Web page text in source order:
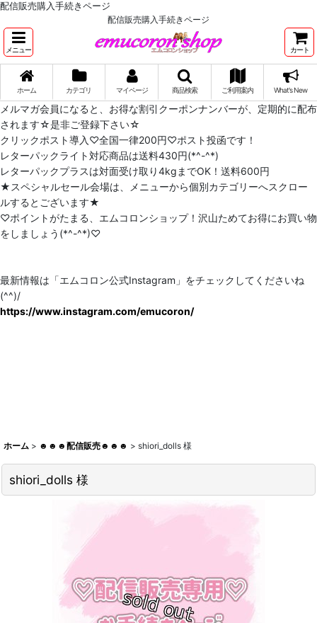
配信販売購入手続きページ
配信販売購入手続きページ
メニュー カート
ホーム カテゴリ マイページ 商品検索 ご利用案内 What's New
メルマガ会員になると、お得な割引クーポンナンバーが、定期的に配布
されます☆是非ご登録下さい☆
クリックポスト導入♡全国一律200円♡ポスト投函です！
レターパックライト対応商品は送料430円(*^-^*)
レターパックプラスは対面受け取り4kgまでOK！送料600円
★スペシャルセール会場は、メニューから個別カテゴリーへスクロー
ルするとございます★
♡ポイントがたまる、エムコロンショップ！沢山ためてお得にお買い物
をしましょう(*^-^*)♡
最新情報は「エムコロン公式Instagram」をチェックしてくださいね
(^^)/
https://www.instagram.com/emucoron/
ホーム > ☻☻☻配信販売☻☻☻ > shiori_dolls 様
shiori_dolls 様